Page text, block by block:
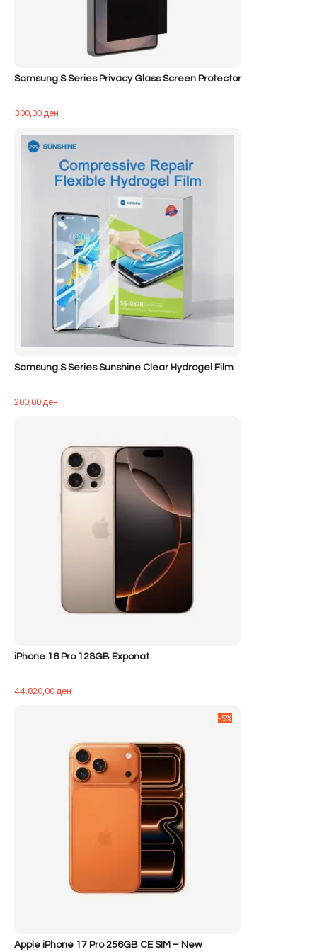
Samsung S Series Privacy Glass Screen Protector
300,00ден
Samsung S Series Sunshine Clear Hydrogel Film
200,00ден
iPhone 16 Pro 128GB Exponat
44.820,00ден
Apple iPhone 17 Pro 256GB CE SIM – New
-5%